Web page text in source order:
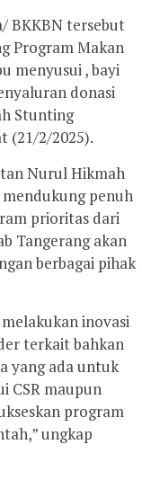
BKKBN tersebut
Program Makan
menyusui , bayi
donasi
Stunting
(21/2/2025).
Nurul Hikmah
mendukung penuh
prioritas dari
Tangerang akan
berbagai pihak
inovasi
terkait bahkan
yang ada untuk
CSR maupun
program
ungkap